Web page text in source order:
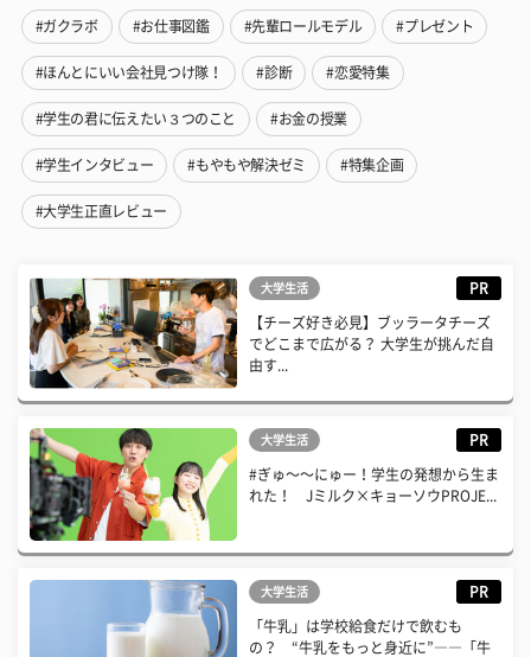
#ガクラボ #お仕事図鑑 #先輩ロールモデル #プレゼント
#ほんとにいい会社見つけ隊！ #診断 #恋愛特集
#学生の君に伝えたい３つのこと #お金の授業
#学生インタビュー #もやもや解決ゼミ #特集企画
#大学生正直レビュー
大学生活 PR
【チーズ好き必見】ブッラータチーズ
でどこまで広がる？ 大学生が挑んだ自
由す...
大学生活 PR
#ぎゅ〜〜にゅー！学生の発想から生ま
れた！ Jミルク×キョーソウPROJE...
大学生活 PR
「牛乳」は学校給食だけで飲むも
の？ “牛乳をもっと身近に”――「牛